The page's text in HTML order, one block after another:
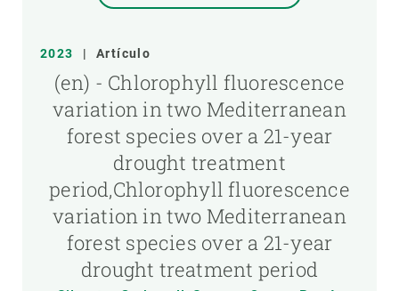
2023 | Artículo
(en) - Chlorophyll fluorescence
variation in two Mediterranean
forest species over a 21-year
drought treatment
period,Chlorophyll fluorescence
variation in two Mediterranean
forest species over a 21-year
drought treatment period